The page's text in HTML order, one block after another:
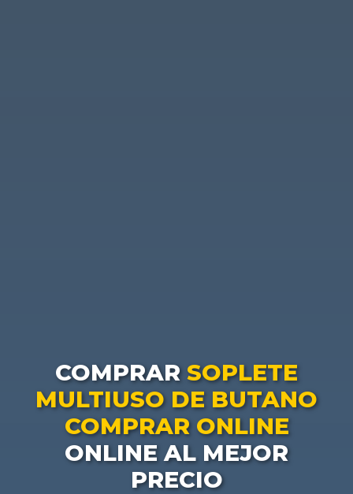
COMPRAR SOPLETE
MULTIUSO DE BUTANO
COMPRAR ONLINE
ONLINE AL MEJOR
PRECIO